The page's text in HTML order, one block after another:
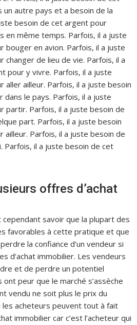
autre pays et a besoin de la
besoin de cet argent pour
en même temps. Parfois, il a juste
bouger en avion. Parfois, il a juste
changer de lieu de vie. Parfois, il a
pour y vivre. Parfois, il a juste
aller ailleur. Parfois, il a juste besoin
le pays. Parfois, il a juste
partir. Parfois, il a juste besoin de
part. Parfois, il a juste besoin
Parfois, il a juste besoin de
Parfois, il a juste besoin de cet
offres d’achat
savoir que la plupart des
favorables à cette pratique et que
la confiance d’un vendeur si
d’achat immobilier. Les vendeurs
et de perdre un potentiel
peur que le marché s’assèche
vendu ne soit plus le prix du
les acheteurs peuvent tout à fait
immobilier car c’est l’acheteur qui